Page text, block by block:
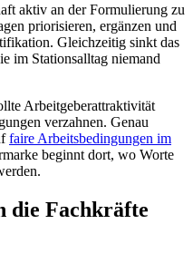
aktiv an der Formulierung zu
priorisieren, ergänzen und
Gleichzeitig sinkt das
im Stationsalltag niemand
Arbeitgeberattraktivität
verzahnen. Genau
faire Arbeitsbedingungen im
beginnt dort, wo Worte
die Fachkräfte